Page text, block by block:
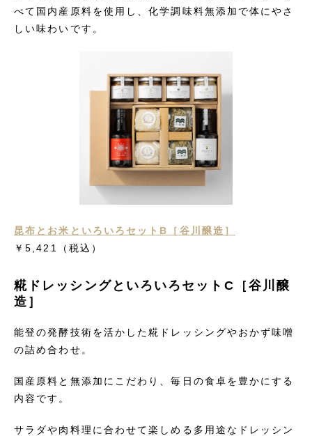
べて国内産原料を使用し、化学調味料無添加で体にやさ
しい味わいです。
昆布とお米といろいろセットB［谷川醸造］
￥5,421
（税込）
糀ドレッシングといろいろセットC［谷川醸
造］
能登の発酵技術を活かした糀ドレッシングやおかず味噌
の詰め合わせ。
国産原料と無添加にこだわり、毎日の食卓を豊かにする
内容です。
サラダや肉料理に合わせて楽しめる多用途なドレッシン